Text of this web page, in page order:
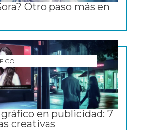
Otro paso más en
en publicidad: 7
creativas